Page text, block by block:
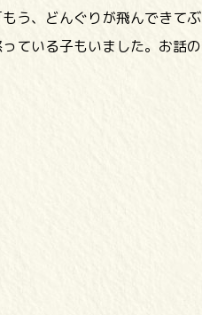
う、どんぐりが飛んできてぶ
ている子もいました。お話の